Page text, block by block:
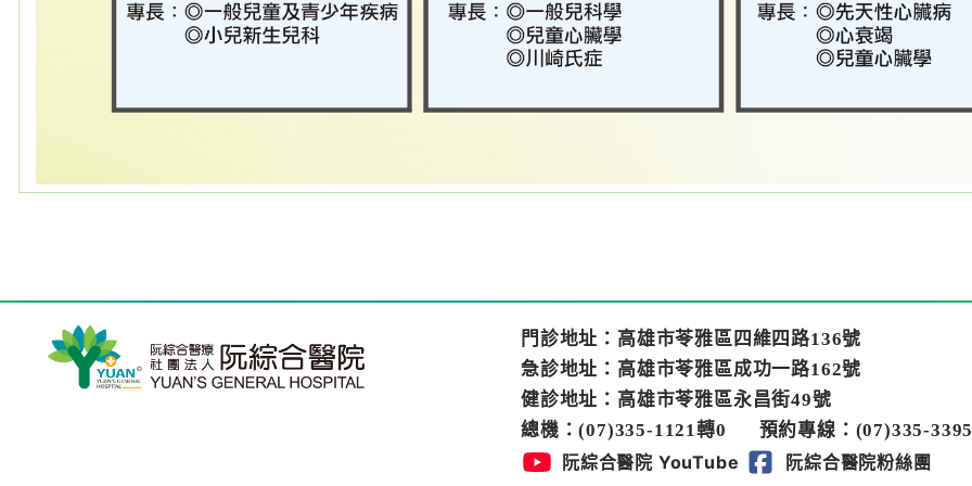
門診地址：高雄市苓雅區四維四路136號
急診地址：高雄市苓雅區成功一路162號
健診地址：高雄市苓雅區永昌街49號
總機：(07)335-1121轉0
預約專線：(07)335-
阮綜合醫院 YouTube 阮綜合醫院粉絲團